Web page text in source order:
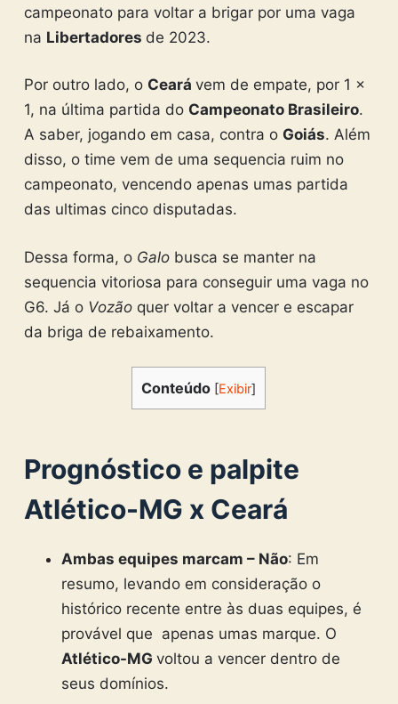
campeonato para voltar a brigar por uma vaga
na Libertadores de 2023.
Por outro lado, o Ceará vem de empate, por 1 x
1, na última partida do Campeonato Brasileiro.
A saber, jogando em casa, contra o Goiás. Além
disso, o time vem de uma sequencia ruim no
campeonato, vencendo apenas umas partida
das ultimas cinco disputadas.
Dessa forma, o Galo busca se manter na
sequencia vitoriosa para conseguir uma vaga no
G6. Já o Vozão quer voltar a vencer e escapar
da briga de rebaixamento.
Conteúdo [Exibir]
Prognóstico e palpite
Atlético-MG x Ceará
Ambas equipes marcam – Não: Em
resumo, levando em consideração o
histórico recente entre às duas equipes, é
provável que apenas umas marque. O
Atlético-MGvoltou a vencer dentro de
seus domínios.